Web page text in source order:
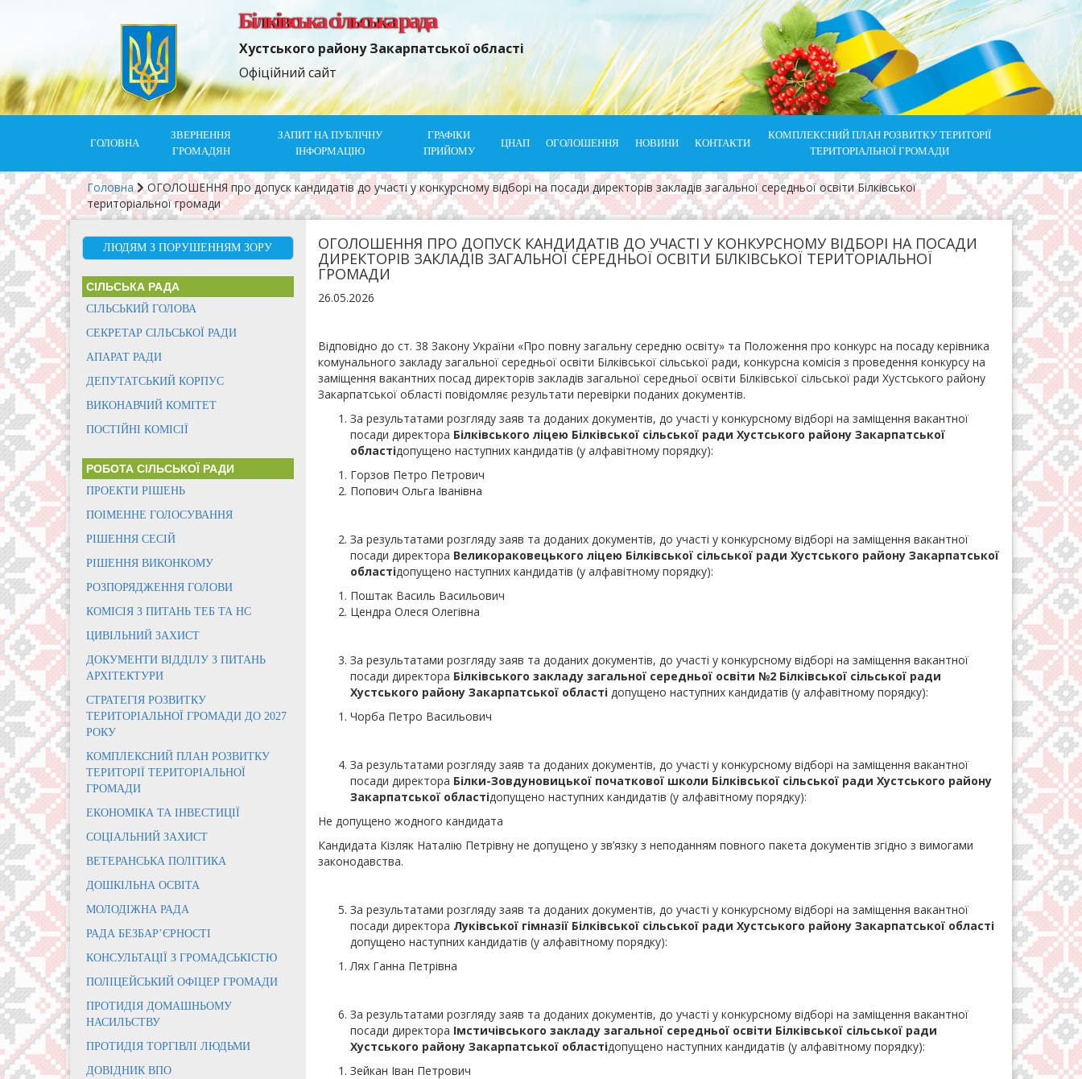
Білківська сільська рада
Хустського району Закарпатської області
Офіційний сайт
ГОЛОВНА
ЗВЕРНЕННЯ
ГРОМАДЯН
ЗАПИТ НА ПУБЛІЧНУ
ІНФОРМАЦІЮ
ГРАФІКИ
ПРИЙОМУ
ЦНАП ОГОЛОШЕННЯ НОВИНИ КОНТАКТИ
КОМПЛЕКСНИЙ ПЛАН РОЗВИТКУ ТЕРИТОРІЇ
ТЕРИТОРІАЛЬНОЇ ГРОМАДИ
Головна
ОГОЛОШЕННЯ про допуск кандидатів до участі у конкурсному відборі на посади директорів закладів загальної середньої освіти Білківської
територіальної громади
ЛЮДЯМ З ПОРУШЕННЯМ ЗОРУ
СІЛЬСЬКА РАДА
СІЛЬСЬКИЙ ГОЛОВА
СЕКРЕТАР СІЛЬСЬКОЇ РАДИ
АПАРАТ РАДИ
ДЕПУТАТСЬКИЙ КОРПУС
ВИКОНАВЧИЙ КОМІТЕТ
ПОСТІЙНІ КОМІСІЇ
РОБОТА СІЛЬСЬКОЇ РАДИ
ПРОЕКТИ РІШЕНЬ
ПОІМЕННЕ ГОЛОСУВАННЯ
РІШЕННЯ СЕСІЙ
РІШЕННЯ ВИКОНКОМУ
РОЗПОРЯДЖЕННЯ ГОЛОВИ
КОМІСІЯ З ПИТАНЬ ТЕБ ТА НС
ЦИВІЛЬНИЙ ЗАХИСТ
ДОКУМЕНТИ ВІДДІЛУ З ПИТАНЬ
АРХІТЕКТУРИ
СТРАТЕГІЯ РОЗВИТКУ
ТЕРИТОРІАЛЬНОЇ ГРОМАДИ ДО 2027
РОКУ
КОМПЛЕКСНИЙ ПЛАН РОЗВИТКУ
ТЕРИТОРІЇ ТЕРИТОРІАЛЬНОЇ
ГРОМАДИ
ЕКОНОМІКА ТА ІНВЕСТИЦІЇ
СОЦІАЛЬНИЙ ЗАХИСТ
ВЕТЕРАНСЬКА ПОЛІТИКА
ДОШКІЛЬНА ОСВІТА
МОЛОДІЖНА РАДА
РАДА БЕЗБАР’ЄРНОСТІ
КОНСУЛЬТАЦІЇ З ГРОМАДСЬКІСТЮ
ПОЛІЦЕЙСЬКИЙ ОФІЦЕР ГРОМАДИ
ПРОТИДІЯ ДОМАШНЬОМУ
НАСИЛЬСТВУ
ПРОТИДІЯ ТОРГІВЛІ ЛЮДЬМИ
ДОВІДНИК ВПО
ОГОЛОШЕННЯ ПРО ДОПУСК КАНДИДАТІВ ДО УЧАСТІ У КОНКУРСНОМУ ВІДБОРІ НА ПОСАДИ
ДИРЕКТОРІВ ЗАКЛАДІВ ЗАГАЛЬНОЇ СЕРЕДНЬОЇ ОСВІТИ БІЛКІВСЬКОЇ ТЕРИТОРІАЛЬНОЇ
ГРОМАДИ
26.05.2026
Відповідно до ст. 38 Закону України «Про повну загальну середню освіту» та Положення про конкурс на посаду керівника
комунального закладу загальної середньої освіти Білківської сільської ради, конкурсна комісія з проведення конкурсу на
заміщення вакантних посад директорів закладів загальної середньої освіти Білківської сільської ради Хустського району
Закарпатської області повідомляє результати перевірки поданих документів.
За результатами розгляду заяв та доданих документів, до участі у конкурсному відборі на заміщення вакантної
посади директора Білківського ліцею Білківської сільської ради Хустського району Закарпатської
областідопущено наступних кандидатів (у алфавітному порядку):
Горзов Петро Петрович
Попович Ольга Іванівна
За результатами розгляду заяв та доданих документів, до участі у конкурсному відборі на заміщення вакантної
посади директора Великораковецького ліцею Білківської сільської ради Хустського району Закарпатської
областідопущено наступних кандидатів (у алфавітному порядку):
Поштак Василь Васильович
Цендра Олеся Олегівна
За результатами розгляду заяв та доданих документів, до участі у конкурсному відборі на заміщення вакантної
посади директора Білківського закладу загальної середньої освіти №2Білківської сільської ради
Хустського району Закарпатської області допущено наступних кандидатів (у алфавітному порядку):
Чорба Петро Васильович
За результатами розгляду заяв та доданих документів, до участі у конкурсному відборі на заміщення вакантної
посади директора Білки-Зовдуновицькоїпочаткової школи Білківської сільської ради Хустського району
Закарпатської областідопущено наступних кандидатів (у алфавітному порядку):
Не допущено жодного кандидата
Кандидата Кізляк Наталію Петрівну не допущено у зв’язку з неподанням повного пакета документів згідно з вимогами
законодавства.
За результатами розгляду заяв та доданих документів, до участі у конкурсному відборі на заміщення вакантної
посади директора ЛуківськоїгімназіїБілківської сільської ради Хустського району Закарпатської області
допущено наступних кандидатів (у алфавітному порядку):
Лях Ганна Петрівна
За результатами розгляду заяв та доданих документів, до участі у конкурсному відборі на заміщення вакантної
посади директора Імстичівського закладу загальної середньої освіти Білківської сільської ради
Хустського району Закарпатської областідопущено наступних кандидатів (у алфавітному порядку):
Зейкан Іван Петрович